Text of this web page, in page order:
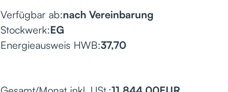
Verfügbar ab:nach Vereinbarung
Stockwerk:EG
Energieausweis HWB:37,70